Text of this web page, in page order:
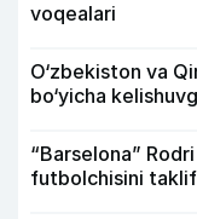
voqealari
O‘zbekiston va
bo‘yicha
“Barselona”
futbolchisini